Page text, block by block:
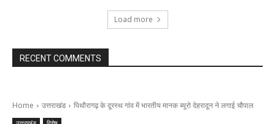
Load more
RECENT COMMENTS